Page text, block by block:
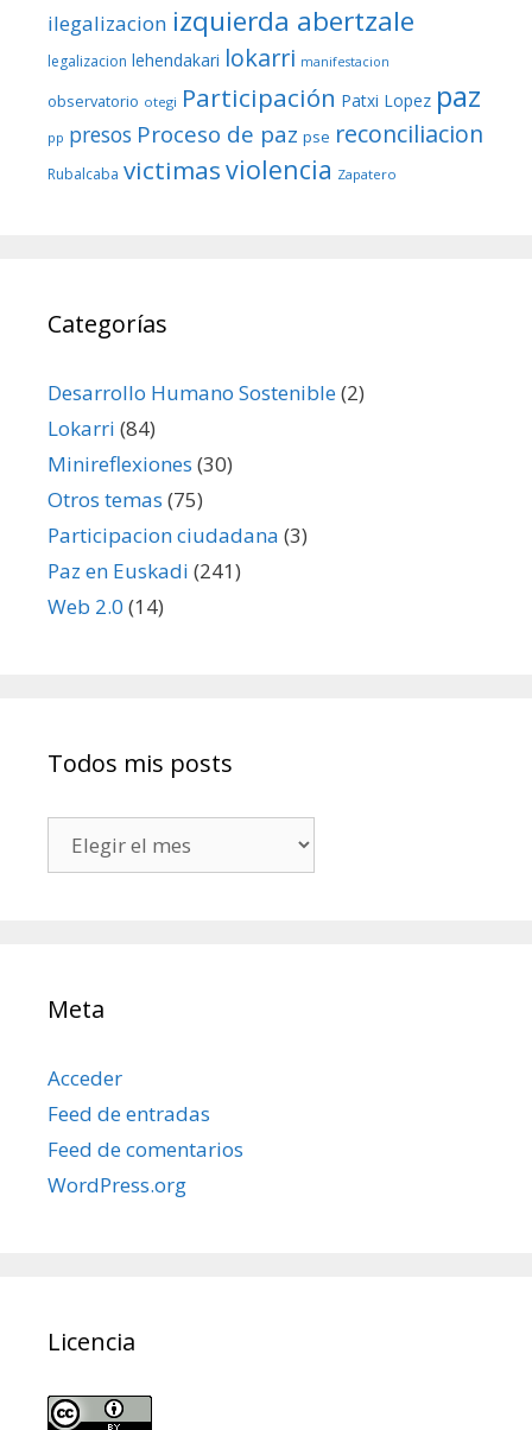
ilegalizacion izquierda abertzale
legalizacion lehendakari lokarri manifestacion
observatorio otegi Participación Patxi Lopez paz
pp presos Proceso de paz pse reconciliacion
Rubalcaba victimasviolencia Zapatero
Categorías
Desarrollo Humano Sostenible(2)
Lokarri (84)
Minireflexiones (30)
Otros temas (75)
Participacion ciudadana (3)
Paz en Euskadi (241)
Web 2.0 (14)
Todos mis posts
mis
Meta
Acceder
Feed de entradas
Feed de comentarios
WordPress.org
Licencia